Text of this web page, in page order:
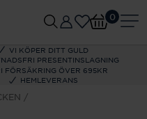
VI KÖPER DITT GULD
PRESENTINSLAGNING
FÖRSÄKRING ÖVER 695KR
HEMLEVERANS
0